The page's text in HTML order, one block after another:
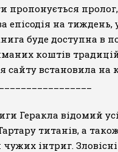
пропонується
епісодія на
буде доступна в
коштів
сайту встановила на
Геракла відомий
титанів, а
інтриг.